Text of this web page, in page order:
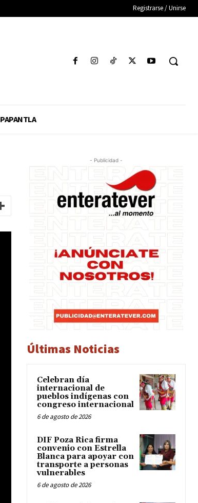
Registrarse / Unirse
PAPANTLA
- Publicidad -
Últimas Noticias
Celebran día
internacional de
pueblos indígenas con
congreso internacional
6 de agosto de 2026
DIF Poza Rica firma
convenio con Estrella
Blanca para apoyar con
transporte a personas
vulnerables
6 de agosto de 2026